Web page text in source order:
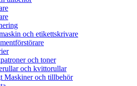
och etikettskrivare
och toner
och kvittorullar
Maskiner och tillbehör